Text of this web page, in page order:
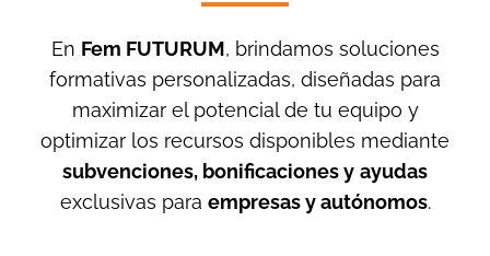
En Fem FUTURUM, brindamos soluciones
formativas personalizadas, diseñadas para
maximizar el potencial de tu equipo y
optimizar los recursos disponibles mediante
subvenciones, bonificaciones y ayudas
exclusivas para empresas y autónomos.